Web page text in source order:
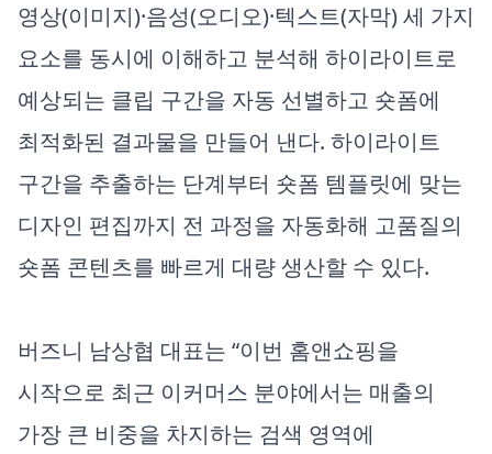
영상(이미지)·음성(오디오)·텍스트(자막) 세 가지
요소를 동시에 이해하고 분석해 하이라이트로
예상되는 클립 구간을 자동 선별하고 숏폼에
최적화된 결과물을 만들어 낸다. 하이라이트
구간을 추출하는 단계부터 숏폼 템플릿에 맞는
디자인 편집까지 전 과정을 자동화해 고품질의
숏폼 콘텐츠를 빠르게 대량 생산할 수 있다.
버즈니 남상협 대표는 “이번 홈앤쇼핑을
시작으로 최근 이커머스 분야에서는 매출의
가장 큰 비중을 차지하는 검색 영역에